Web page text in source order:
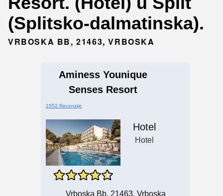
(Splitsko-dalmatinska).
VRBOSKA BB, 21463, VRBOSKA
Aminess Younique
Senses Resort
1552 Recenzije
Hotel
Hotel
Vrboska Bb, 21463, Vrboska